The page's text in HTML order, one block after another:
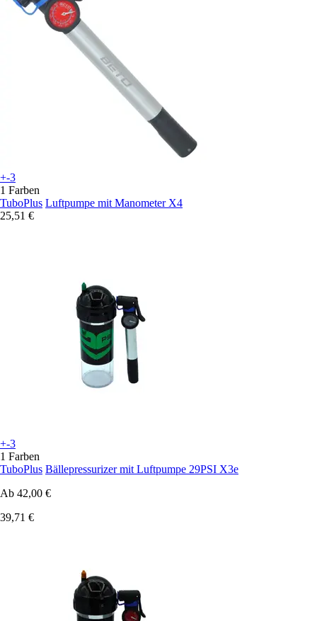
+-3
1 Farben
TuboPlus Luftpumpe mit Manometer X4
25,51 €
+-3
1 Farben
TuboPlus Bällepressurizer mit Luftpumpe 29PSI X3e
Ab 42,00 €
39,71 €